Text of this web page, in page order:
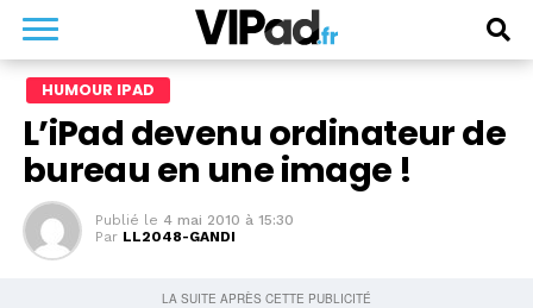
HUMOUR IPAD
L’iPad devenu ordinateur de
bureau en une image !
Publié le 4 mai 2010 à 15:30
Par LL2048-GANDI